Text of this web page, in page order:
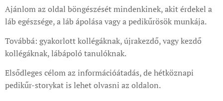
Ajánlom az oldal böngészését mindenkinek, akit érdekel a
láb egészsége, a láb ápolása vagy a pedikűrösök munkája.
Továbbá: gyakorlott kollégáknak, újrakezdő, vagy kezdő
kollégáknak, lábápoló tanulóknak.
Elsődleges célom az információátadás, de hétköznapi
pedikűr-storykat is lehet olvasni az oldalon.